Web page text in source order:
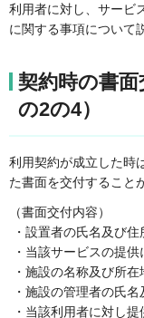
利用者に対し、サービ
に関する事項について
契約時の書
の2の4）
利用契約が成立した時
た書面を交付すること
（書面交付内容）
・設置者の氏名及び
・当該サービスの提
・施設の名称及び所在
・施設の管理者の氏名
・当該利用者に対し